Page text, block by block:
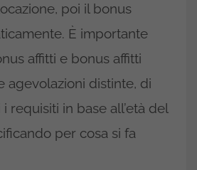
poi il bonus
È importante
affitti e bonus affitti
agevolazioni distinte, di
requisiti in base all’età del
per cosa si fa